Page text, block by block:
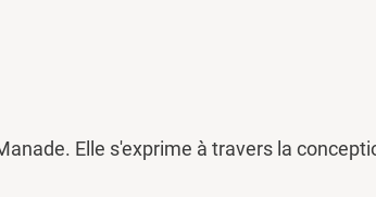
Elle s'exprime à travers la